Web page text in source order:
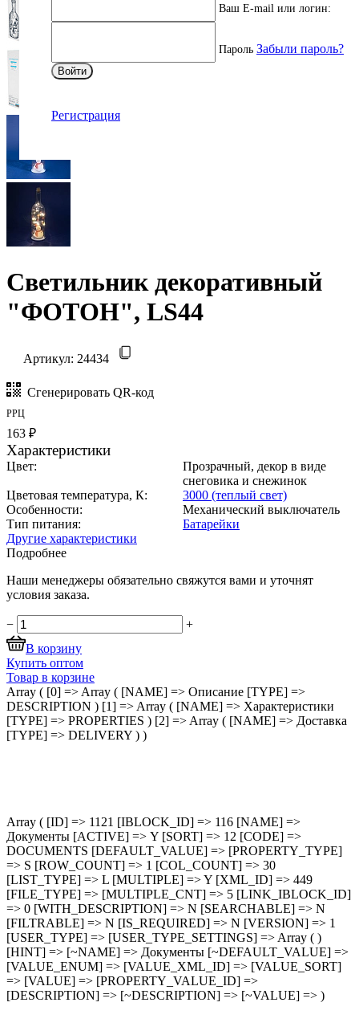
Светильник декоративный
"ФОТОН", LS44
Артикул: 24434
Сгенерировать QR-код
РРЦ
163 ₽
Характеристики
Цвет:
Прозрачный, декор в виде
снеговика и снежинок
Цветовая температура, К:
3000 (теплый свет)
Особенности:
Механический выключатель
Тип питания:
Батарейки
Другие характеристики
Подробнее
Наши менеджеры обязательно свяжутся вами и уточнят
условия заказа.
−
+
В корзину
Купить оптом
Товар в корзине
Array ( [0] => Array ( [NAME] => Описание [TYPE] =>
DESCRIPTION ) [1] => Array ( [NAME] => Характеристики
[TYPE] => PROPERTIES ) [2] => Array ( [NAME] => Доставка
[TYPE] => DELIVERY ) )
Array ( [ID] => 1121 [IBLOCK_ID] => 116 [NAME] =>
Документы [ACTIVE] => Y [SORT] => 12 [CODE] =>
DOCUMENTS [DEFAULT_VALUE] => [PROPERTY_TYPE]
=> S [ROW_COUNT] => 1 [COL_COUNT] => 30
[LIST_TYPE] => L [MULTIPLE] => Y [XML_ID] => 449
[FILE_TYPE] => [MULTIPLE_CNT] => 5 [LINK_IBLOCK_ID]
=> 0 [WITH_DESCRIPTION] => N [SEARCHABLE] => N
[FILTRABLE] => N [IS_REQUIRED] => N [VERSION] => 1
[USER_TYPE] => [USER_TYPE_SETTINGS] => Array ( )
[HINT] => [~NAME] => Документы [~DEFAULT_VALUE] =>
[VALUE_ENUM] => [VALUE_XML_ID] => [VALUE_SORT]
=> [VALUE] => [PROPERTY_VALUE_ID] =>
[DESCRIPTION] => [~DESCRIPTION] => [~VALUE] => )
Ваш E-mail или логин:
Пароль Забыли пароль?
Войти
Регистрация